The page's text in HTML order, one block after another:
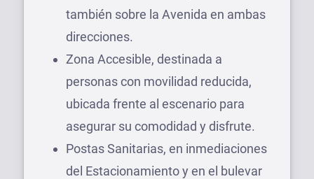
también sobre la Avenida en ambas
direcciones.
Zona Accesible, destinada a
personas con movilidad reducida,
ubicada frente al escenario para
asegurar su comodidad y disfrute.
Postas Sanitarias, en inmediaciones
del Estacionamiento y en el bulevar